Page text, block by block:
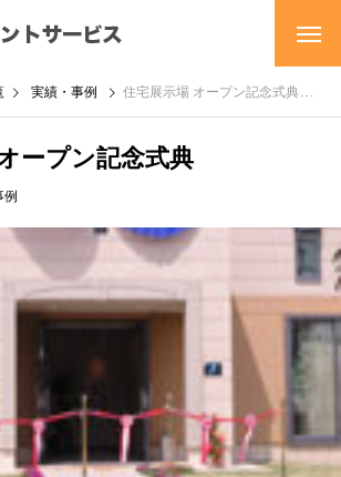
実績・事例 住宅展示場 オープン記念式典
ープン記念式典
例